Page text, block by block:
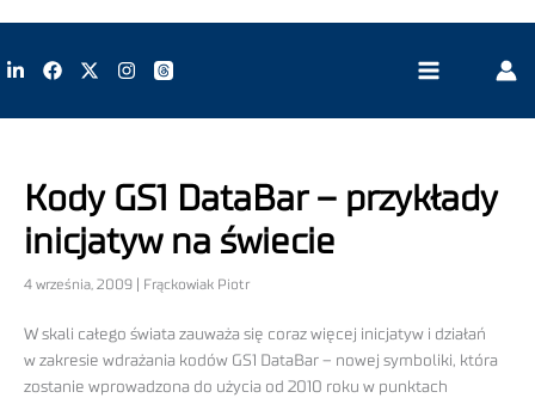
Kody GS1 DataBar – przykłady
inicjatyw na świecie
4 września, 2009 | Frąckowiak Piotr
W skali całego świata zauważa się coraz więcej inicjatyw i działań
w zakresie wdrażania kodów GS1 DataBar – nowej symboliki, która
zostanie wprowadzona do użycia od 2010 roku w punktach